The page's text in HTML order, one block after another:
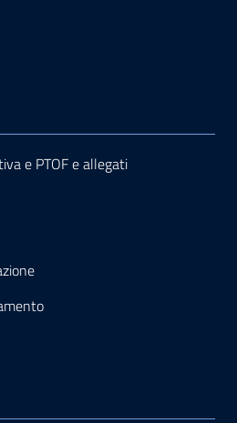
e PTOF e allegati